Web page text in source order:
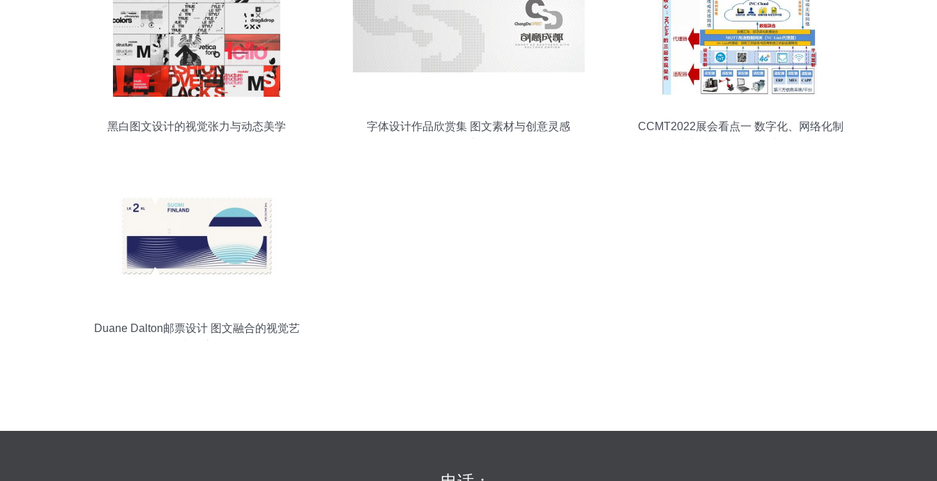
黑白图文设计的视觉张力与动态美学
字体设计作品欣赏集 图文素材与创意灵感
CCMT2022展会看点一 数字化、网络化制
Duane Dalton邮票设计 图文融合的视觉艺